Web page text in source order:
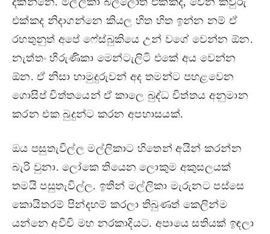
එක්කද නිදාගන්නෙ කියල හිත හිත ඉන්න නම් ඒ
රහතුනුත් අපේ ෆේස්බුකියෙ උන් වගේ වෙන්න ඕන.
නැත්තං හිරුණිකා මෙන්ටැලිටි එකේ අය වෙන්න
ඕන. ඒ නිසා හාමුදුරුවන් අද තමන්ට පහළවෙන
ගොසිප් චිත්තයෙන් ඒ කාලෙ බුද්ධ චිත්තය අනුමාන
කරන එක බුදුන්ට කරන අපහාසයක්.
ඔය පසුතැවිල්ල මල්ලිකාට හිතෙන් අයින් කරන්න
බැරි වුනා. ලෝකෙ තියෙන ලොකුම අකුසලයක්
තමයි පසුතැවිල්ල. ඉතින් මල්ලිකා මැරුනට පස්සෙ
කොයිතරම් පින්දහම් කරලා තිබුණත් කෙලින්ම
යන්නෙ අවීචි මහ නරකාදියට. අපායෙ සතියක් ඉඳලා